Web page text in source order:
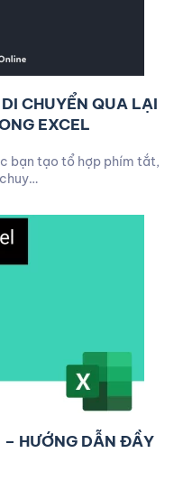
CHUYỂN QUA LẠI
EXCEL
bạn tạo tổ hợp phím tắt,
– HƯỚNG DẪN ĐẦY